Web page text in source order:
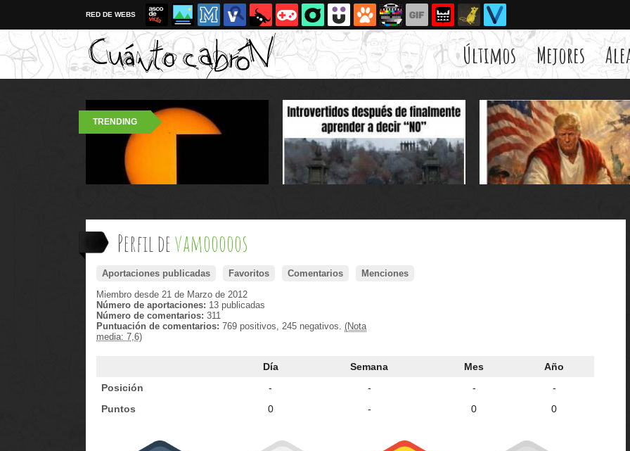
RED DE WEBS
Últimos Mejores
TRENDING
Perfil devamooooos
Aportaciones publicadas Favoritos Comentarios
Menciones
Miembro desde 21 de Marzo de 2012
Número de aportaciones: 13 publicadas
Número de comentarios: 311
Puntuación de comentarios: 769 positivos, 245 negativos. (Nota
media: 7,6)
Día Semana Mes
Año
Posición
- - -
-
Puntos
0 - 0 0